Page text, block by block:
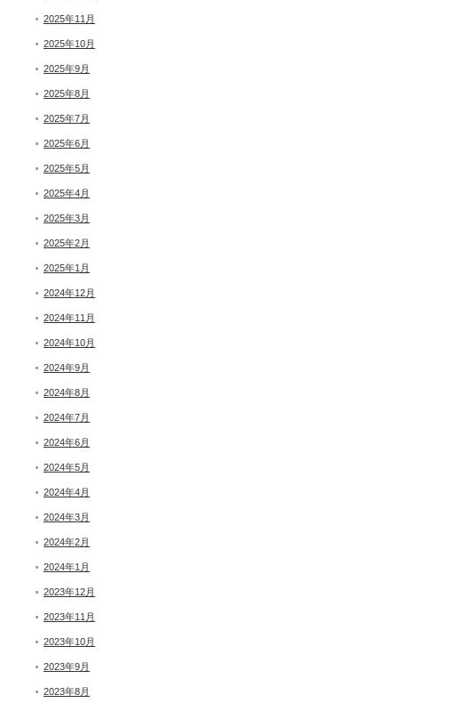
2025年11月
2025年10月
2025年9月
2025年8月
2025年7月
2025年6月
2025年5月
2025年4月
2025年3月
2025年2月
2025年1月
2024年12月
2024年11月
2024年10月
2024年9月
2024年8月
2024年7月
2024年6月
2024年5月
2024年4月
2024年3月
2024年2月
2024年1月
2023年12月
2023年11月
2023年10月
2023年9月
2023年8月